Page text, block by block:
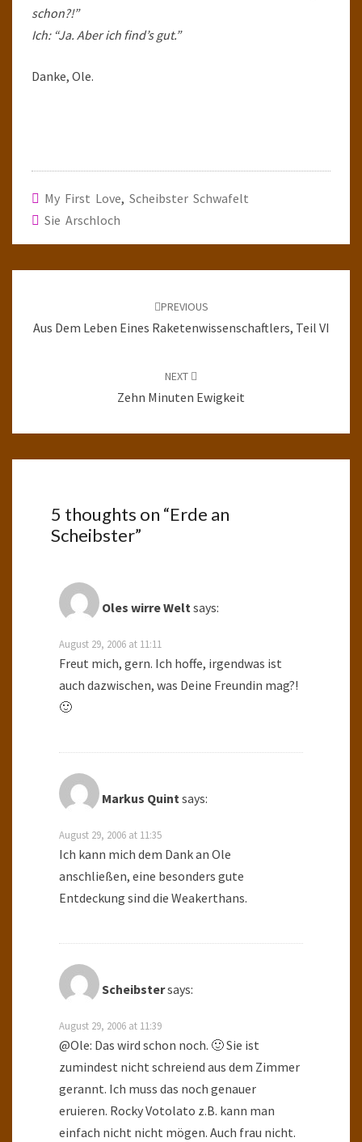
schon?!”
Ich: “Ja. Aber ich find’s gut.”
Danke, Ole.
My First Love, Scheibster Schwafelt
Sie Arschloch
PREVIOUS
Aus Dem Leben Eines Raketenwissenschaftlers, Teil VI
NEXT
Zehn Minuten Ewigkeit
5 thoughts on “Erde an
Scheibster”
Oles wirre Weltsays:
August 29, 2006 at 11:11
Freut mich, gern. Ich hoffe, irgendwas ist
auch dazwischen, was Deine Freundin mag?!
🙂
Markus Quintsays:
August 29, 2006 at 11:35
Ich kann mich dem Dank an Ole
anschließen, eine besonders gute
Entdeckung sind die Weakerthans.
Scheibstersays:
August 29, 2006 at 11:39
@Ole: Das wird schon noch. 🙂 Sie ist
zumindest nicht schreiend aus dem Zimmer
gerannt. Ich muss das noch genauer
eruieren. Rocky Votolato z.B. kann man
einfach nicht nicht mögen. Auch frau nicht.